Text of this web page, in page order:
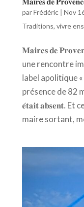
parFrédéric| Nov
Traditions, vivre
𝐌𝐚𝐢𝐫𝐞𝐬 𝐝𝐞
une rencontre
label apolitique
présence de 82
𝐞́𝐭𝐚𝐢𝐭 𝐚𝐛𝐬𝐞𝐧𝐭.
maire sortant,